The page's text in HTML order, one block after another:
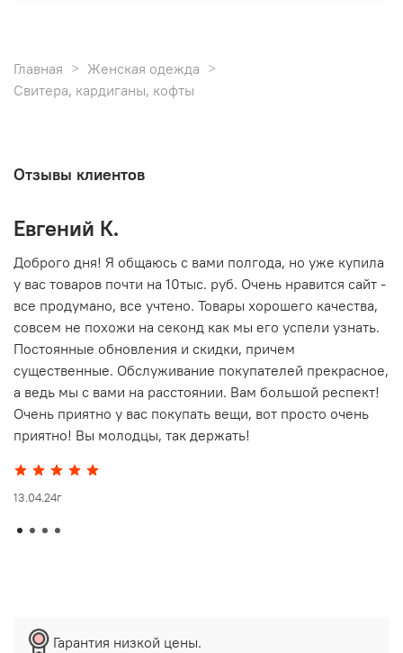
Главная
Женская одежда
Свитера, кардиганы, кофты
Отзывы клиентов
Евгений К.
Доброго дня! Я общаюсь с вами полгода, но уже купила
у вас товаров почти на 10тыс. руб. Очень нравится сайт -
все продумано, все учтено. Товары хорошего качества,
совсем не похожи на секонд как мы его успели узнать.
Постоянные обновления и скидки, причем
существенные. Обслуживание покупателей прекрасное,
а ведь мы с вами на расстоянии. Вам большой респект!
Очень приятно у вас покупать вещи, вот просто очень
приятно! Вы молодцы, так держать!
13.04.24г
Гарантия низкой цены.